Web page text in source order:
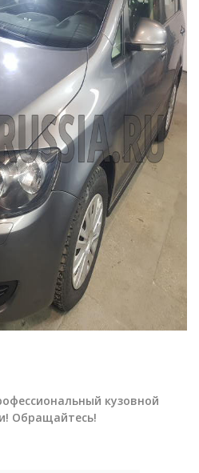
кузовной
Обращайтесь!